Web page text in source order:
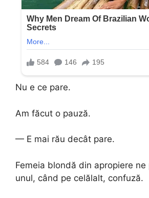
Nu e ce pare.
Am făcut o pauză.
— E mai rău decât pare.
Femeia blondă din apropiere
unul, când pe celălalt, confuză.